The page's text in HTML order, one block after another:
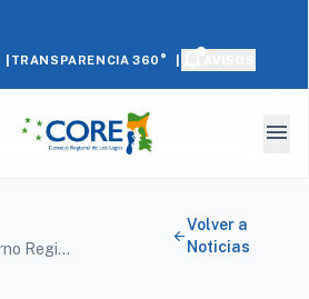
| TRANSPARENCIA 360°
menu
Con Inversión Del Gobierno Regional, Museo Etnográfico De Dalcahue Abre Sus Puertas Completamente Remodelado
arrow_back
Volver a
Noticias